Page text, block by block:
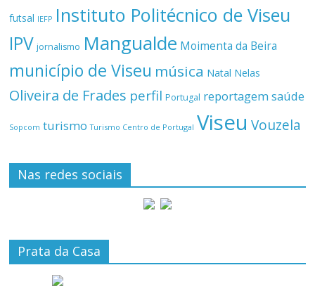
futsal IEFP Instituto Politécnico de Viseu
IPV jornalismo Mangualde Moimenta da Beira
município de Viseu música Natal Nelas
Oliveira de Frades perfil Portugal reportagemsaúde
Sopcom turismo Turismo Centro de Portugal Viseu Vouzela
Nas redes sociais
Prata da Casa